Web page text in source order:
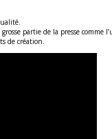
partie de la presse comme
de création.